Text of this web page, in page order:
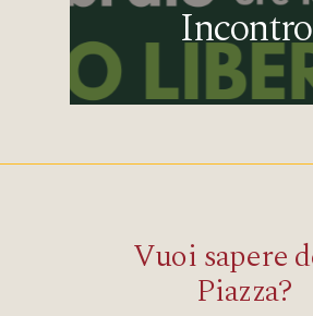
Incontro
Vuoi sapere
Piazza?